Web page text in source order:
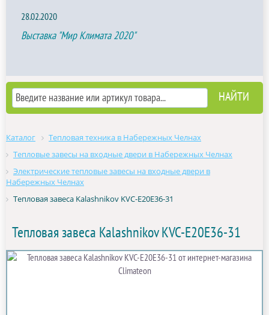
28.02.2020
Выставка "Мир Климата 2020"
Каталог
Тепловая техника в Набережных Челнах
Тепловые завесы на входные двери в Набережных Челнах
Электрические тепловые завесы на входные двери в
Набережных Челнах
Тепловая завеса Kalashnikov KVC-E20E36-31
Тепловая завеса Kalashnikov KVC-E20E36-31